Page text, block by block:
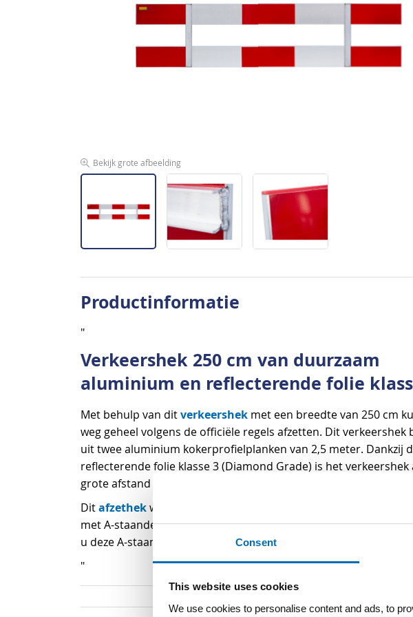
Consent
This website uses cookies
We use cookies to personalise content and ads, to
afbeeldingen-
Bekijk grote afbeelding
het
de
afbeeldingen-
gallerij
Productinformatie
"
Verkeershek 250 cm van duurzaam
aluminium en reflecterende folie
Met behulp van ditverkeershek met een breedte van 250 cm
weg geheel volgens de officiële regels afzetten. Dit verkeershek
uit twee aluminium kokerprofielplanken van 2,5 meter. Dankzij
reflecterende folie klasse 3 (Diamond Grade) is het verkeershek
grote afstand zichtbaar. Zelfs in het donker.
Ditafzethekwordt zonder de A-staanders geleverd. Een
met A-staanders vindt u onder artikelnummerw15169.
u deze A-staanders ook los bestellen:
"